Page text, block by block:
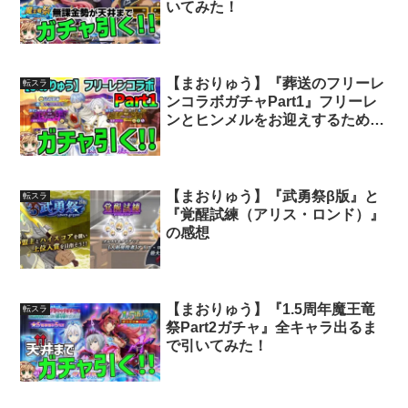
いてみた！
転スラ
【まおりゅう】『葬送のフリーレ
ンコラボガチャPart1』フリーレ
ンとヒンメルをお迎えするために
転スラ
【まおりゅう】『武勇祭β版』と
『覚醒試練（アリス・ロンド）』
の感想
転スラ
【まおりゅう】『1.5周年魔王竜
祭Part2ガチャ』全キャラ出るま
で引いてみた！